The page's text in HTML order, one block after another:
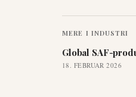
MERE I INDUSTRI
Global SAF-
18. FEBRUAR 2026